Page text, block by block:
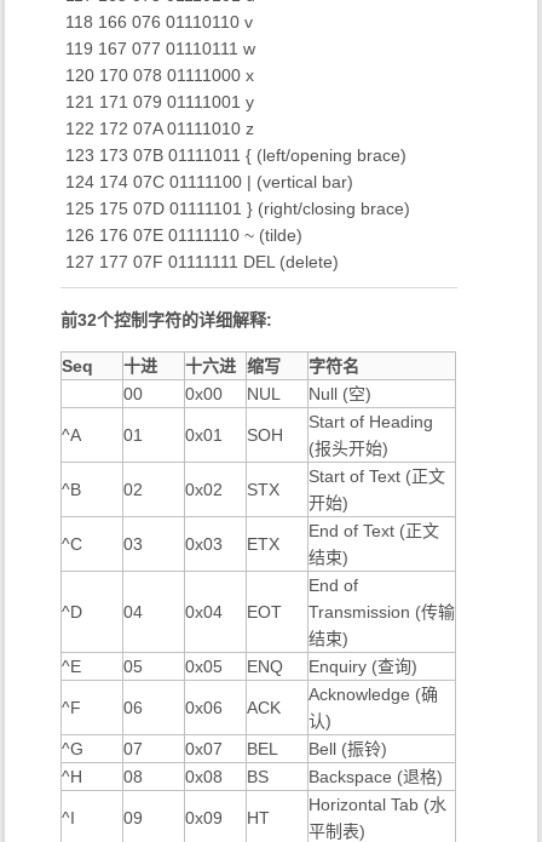
​ 118 166 076 01110110 v
​ 119 167 077 01110111 w
​ 120 170 078 01111000 x
​ 121 171 079 01111001 y
​ 122 172 07A 01111010 z
​ 123 173 07B 01111011 { (left/opening brace)
​ 124 174 07C 01111100 | (vertical bar)
​ 125 175 07D 01111101 } (right/closing brace)
​ 126 176 07E 01111110 ~ (tilde)
​ 127 177 07F 01111111 DEL (delete)
前32个控制字符的详细解释:
Seq 十进 十六进 缩写
字符名
00
0x00 NUL Null (空)
^A 01 0x01 SOH
Start of Heading
(报头开始)
^B 02 0x02 STX
Start of Text (正文
开始)
^C 03 0x03 ETX
End of Text (正文
结束)
^D 04 0x04 EOT
End of
Transmission (传输
结束)
^E
05 0x05 ENQ Enquiry (查询)
^F 06 0x06 ACK
Acknowledge (确
认)
^G
07 0x07 BEL
Bell (振铃)
^H
08 0x08 BS Backspace (退格)
^I 09 0x09 HT
Horizontal Tab (水
平制表)